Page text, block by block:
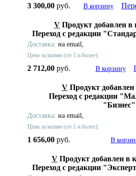
3 300,00 руб. В корзину
V Продукт добавлен в
Переход с редакции
Доставка: на email,
Цена за копию (от 1 и более):
2 712,00 руб. В корзину
V Продукт добавлен
Переход с редакции
"Бизнес"
Доставка: на email,
Цена за копию (от 1 и более):
1 656,00 руб. В
V Продукт добавлен в
Переход с редакции